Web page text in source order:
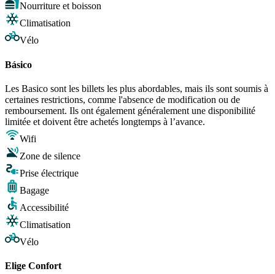
Nourriture et boisson
Climatisation
Vélo
Básico
Les Basico sont les billets les plus abordables, mais ils sont soumis à
certaines restrictions, comme l'absence de modification ou de
remboursement. Ils ont également généralement une disponibilité
limitée et doivent être achetés longtemps à l’avance.
Wifi
Zone de silence
Prise électrique
Bagage
Accessibilité
Climatisation
Vélo
Elige Confort